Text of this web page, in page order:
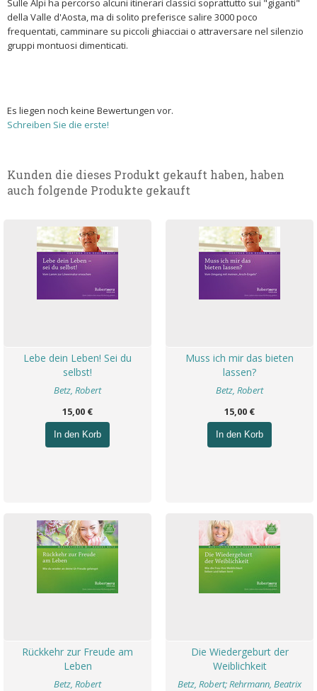
Sulle Alpi ha percorso alcuni itinerari classici soprattutto sui "giganti"
della Valle d'Aosta, ma di solito preferisce salire 3000 poco
frequentati, camminare su piccoli ghiacciai o attraversare nel silenzio
gruppi montuosi dimenticati.
Es liegen noch keine Bewertungen vor.
Schreiben Sie die erste!
Kunden die dieses Produkt gekauft haben, haben
auch folgende Produkte gekauft
Lebe dein Leben! Sei du
selbst!
Betz, Robert
15,00 €
In den Korb
Muss ich mir das bieten
lassen?
Betz, Robert
15,00 €
In den Korb
Rückkehr zur Freude am
Leben
Betz, Robert
Die Wiedergeburt der
Weiblichkeit
Betz, Robert; Rehrmann, Beatrix